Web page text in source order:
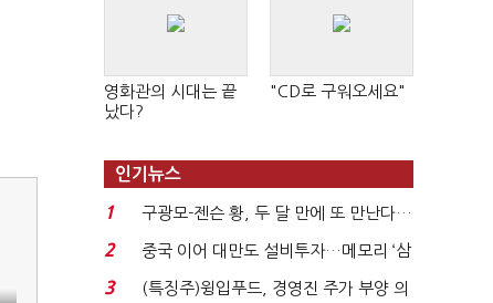
영화관의 시대는 끝
났다?
"CD로 구워오세요"
인기뉴스
1
구광모-젠슨 황, 두 달 만에 또 만난다…
로봇·AI 등 논...
2
중국 이어 대만도 설비투자…메모리 ‘삼
국전쟁’
3
(특징주)윙입푸드, 경영진 주가 부양 의